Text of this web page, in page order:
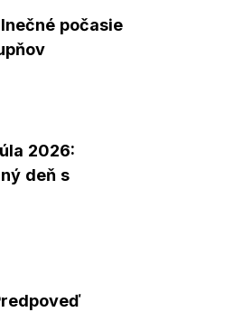
počasie
2026:
deň s